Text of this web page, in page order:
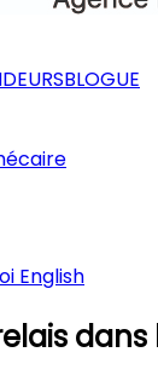
BLOGUE
English